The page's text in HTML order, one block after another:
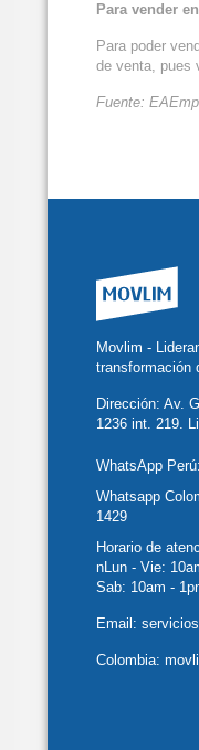
Para vender
Para poder
de venta, pues
Fuente:
Movlim -
transformación
Dirección: Av.
1236 int. 219.
WhatsApp Perú:
Whatsapp
1429
Horario de
nLun - Vie:
Sab: 10am -
Email:
Colombia: